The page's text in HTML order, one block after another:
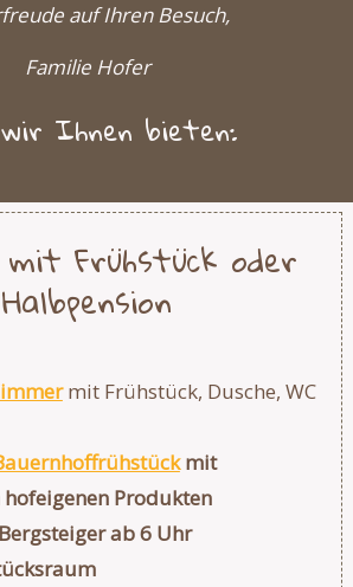
auf Ihren Besuch,
Familie Hofer
Ihnen bieten:
Frühstück oder
Halbpension
mit Frühstück, Dusche, WC
mit
Produkten
ab 6 Uhr